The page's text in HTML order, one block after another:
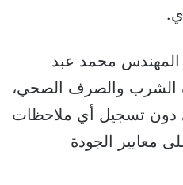
محمد عبد
الشرب والصرف الصحي،
دون تسجيل أي ملاحظات
معايير الجودة